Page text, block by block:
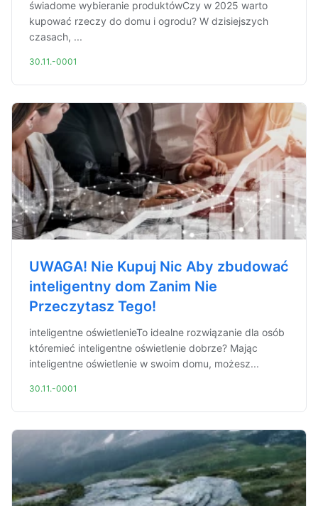
świadome wybieranie produktówCzy w 2025 warto
kupować rzeczy do domu i ogrodu? W dzisiejszych
czasach, ...
30.11.-0001
UWAGA! Nie Kupuj Nic Aby zbudować
inteligentny dom Zanim Nie
Przeczytasz Tego!
inteligentne oświetlenieTo idealne rozwiązanie dla osób
któremieć inteligentne oświetlenie dobrze? Mając
inteligentne oświetlenie w swoim domu, możesz...
30.11.-0001